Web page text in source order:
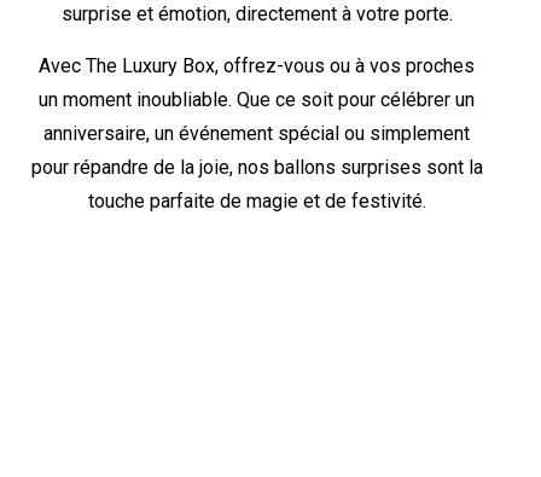
surprise et émotion, directement à votre porte.
Avec The Luxury Box, offrez-vous ou à vos proches
un moment inoubliable. Que ce soit pour célébrer un
anniversaire, un événement spécial ou simplement
pour répandre de la joie, nos ballons surprises sont la
touche parfaite de magie et de festivité.